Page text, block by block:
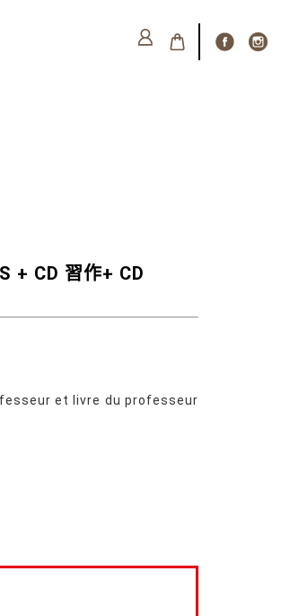
+ CD 習作+ CD
et livre du professeur